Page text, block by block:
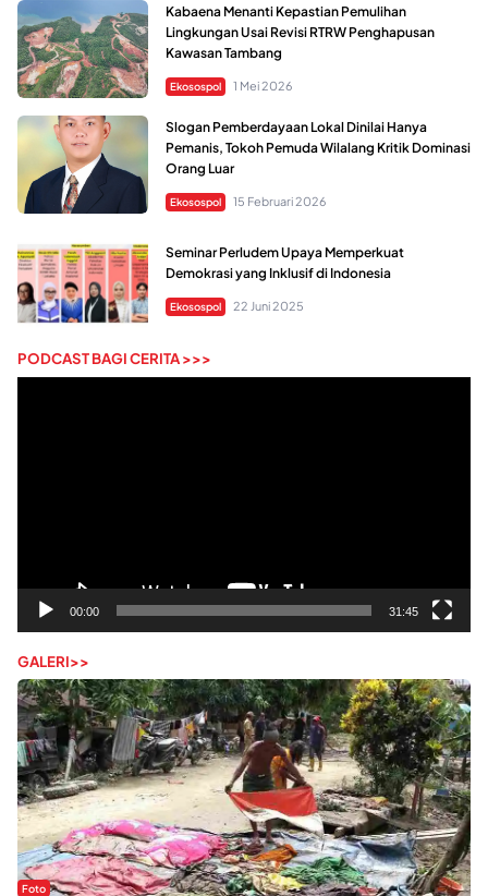
Kabaena Menanti Kepastian Pemulihan
Lingkungan Usai Revisi RTRW Penghapusan
Kawasan Tambang
Ekosospol 1 Mei 2026
Slogan Pemberdayaan Lokal Dinilai Hanya
Pemanis, Tokoh Pemuda Wilalang Kritik Dominasi
Orang Luar
Ekosospol 15 Februari 2026
Seminar Perludem Upaya Memperkuat
Demokrasi yang Inklusif di Indonesia
Ekosospol 22 Juni 2025
PODCAST BAGI CERITA >>>
00:00 31:45
GALERI>>
Foto